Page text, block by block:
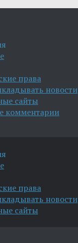
права
новости
сайты
комментарии
права
новости
сайты